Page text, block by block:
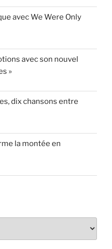
avec We Were Only
avec son nouvel
»
dix chansons entre
la montée en